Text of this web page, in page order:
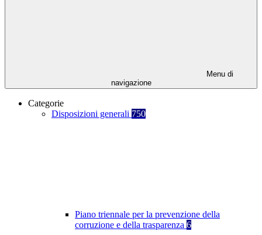
Menu di
navigazione
Categorie
Disposizioni generali 750
Piano triennale per la prevenzione della
corruzione e della trasparenza 6